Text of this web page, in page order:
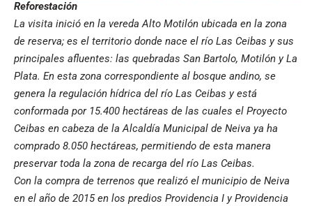
Reforestación
La visita inició en la vereda Alto Motilón ubicada en la zona
de reserva; es el territorio donde nace el río Las Ceibas y sus
principales afluentes: las quebradas San Bartolo, Motilón y La
Plata. En esta zona correspondiente al bosque andino, se
genera la regulación hídrica del río Las Ceibas y está
conformada por 15.400 hectáreas de las cuales el Proyecto
Ceibas en cabeza de la Alcaldía Municipal de Neiva ya ha
comprado 8.050 hectáreas, permitiendo de esta manera
preservar toda la zona de recarga del río Las Ceibas.
Con la compra de terrenos que realizó el municipio de Neiva
en el año de 2015 en los predios Providencia I y Providencia